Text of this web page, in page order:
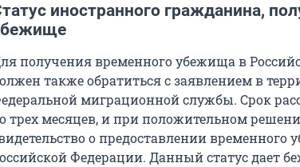
иностранного гражданина,
получения временного убежища в
также обратиться с заявлением в
миграционной службы. Срок
трех месяцев, и при положительном
о предоставлении временного
Федерации. Данный статус дает